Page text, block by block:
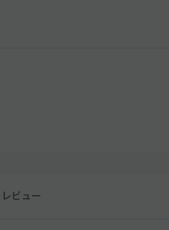
レビュー